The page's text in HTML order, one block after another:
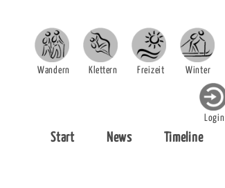
Wandern Klettern Freizeit Winter
Login
Start News Timeline